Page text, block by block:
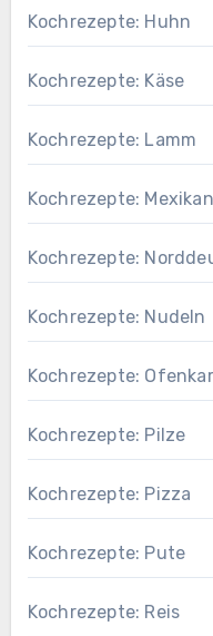
Kochrezepte: Huhn
Kochrezepte: Käse
Kochrezepte: Lamm
Kochrezepte:
Kochrezepte:
Kochrezepte: Nudeln
Kochrezepte:
Kochrezepte: Pilze
Kochrezepte: Pizza
Kochrezepte: Pute
Kochrezepte: Reis